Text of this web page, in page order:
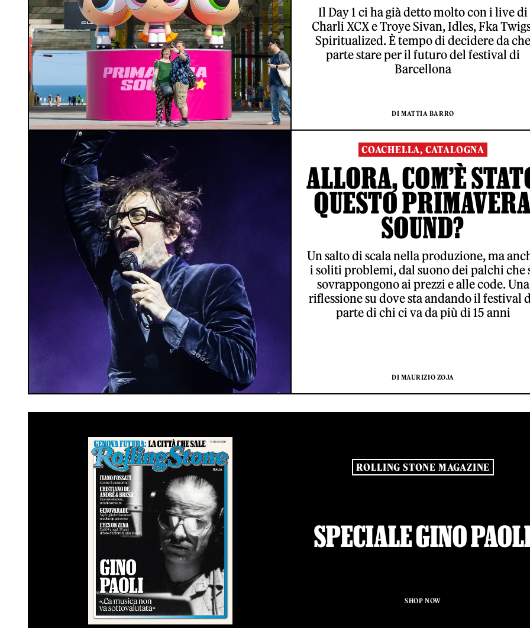
Il Day 1 ci ha già detto molto con i live di
Charli XCX e Troye Sivan, Idles, Fka
Spiritualized. È tempo di decidere da che
parte stare per il futuro del festival di
Barcellona
DI MATTIA BARRO
COACHELLA, CATALOGNA
ALLORA, COM’È
QUESTO
SOUND?
Un salto di scala nella produzione, ma
i soliti problemi, dal suono dei palchi che
sovrappongono ai prezzi e alle code. Una
riflessione su dove sta andando il festival
parte di chi ci va da più di 15 anni
DI MAURIZIO ZOJA
ROLLING STONE MAGAZINE
SPECIALE GINO
SHOP NOW